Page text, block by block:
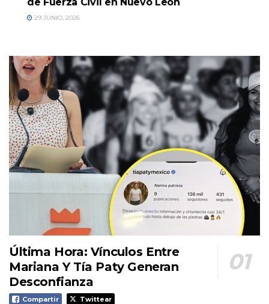
29 JUNIO, 2026
Última Hora: Vínculos Entre
Mariana Y Tía Paty Generan
Desconfianza
Compartir Twittear